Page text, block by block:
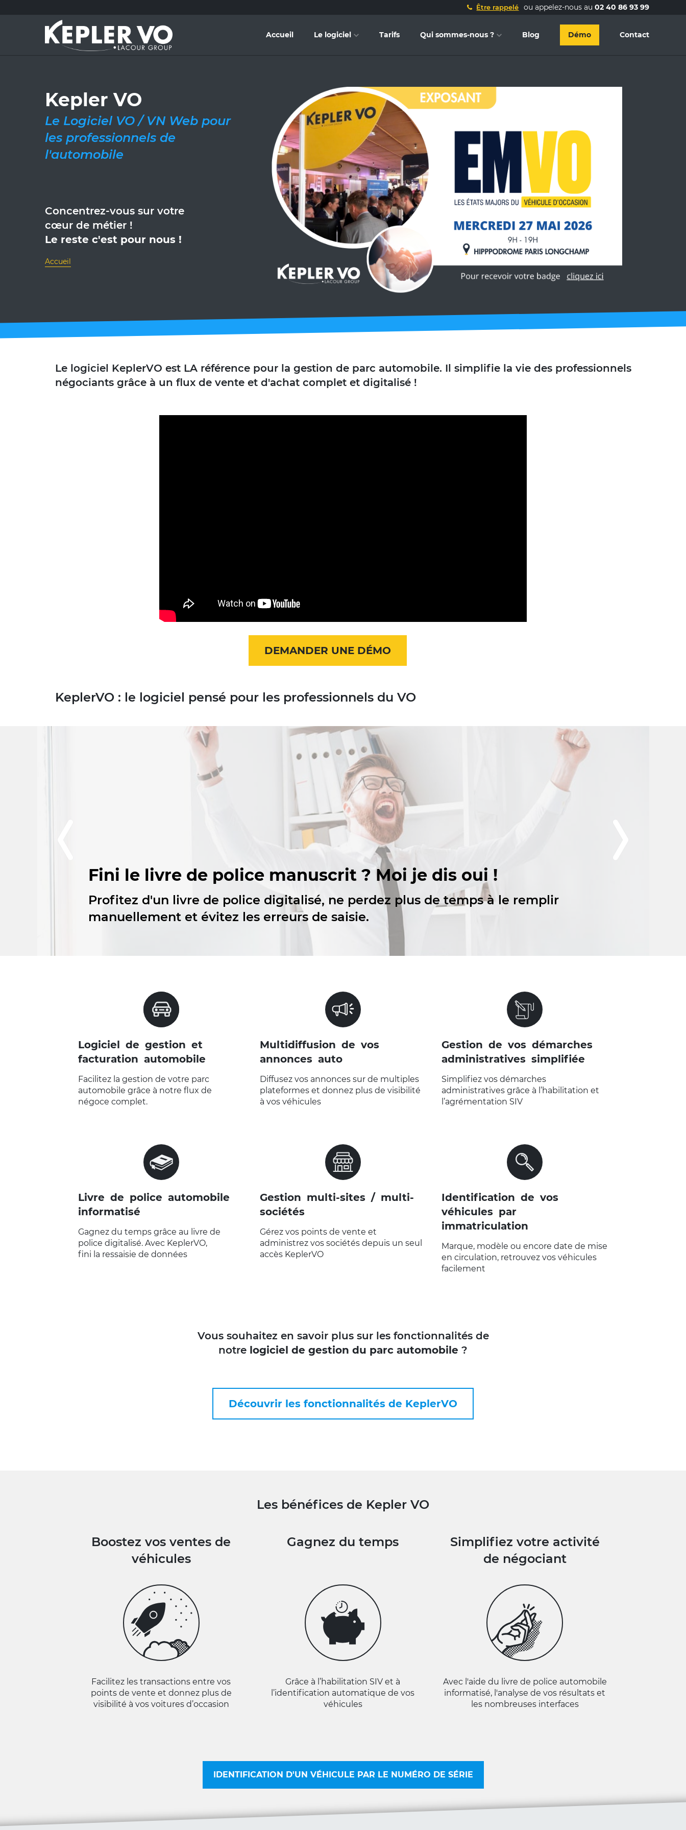
Accueil Le logiciel Tarifs Qui sommes-nous ? Blog Démo Contact
Être rappelé ou appelez-nous au 02 40 86 93 99
Kepler VO
Le Logiciel VO / VN Web pour
les professionnels de
l'automobile
Concentrez-vous sur votre
cœur de métier !
Le reste c'est pour nous !
Accueil
Le logiciel KeplerVO est LA référence pour la gestion de parc automobile. Il simplifie la vie des professionnels
négociants grâce à un flux de vente et d'achat complet et digitalisé !
DEMANDER UNE DÉMO
KeplerVO : le logiciel pensé pour les professionnels du VO
Fini le livre de police manuscrit ? Moi je dis oui !
Profitez d'un livre de police digitalisé, ne perdez plus de temps à le remplir
manuellement et évitez les erreurs de saisie.
Logiciel de gestion et
facturation automobile
Facilitez la gestion de votre parc
automobile grâce à notre flux de
négoce complet.
VOIR LA PAGE "LOGICIEL DE
NÉGOCE POUR LES
PROFESSIONNELS DE
L'AUTOMOBILE"
Multidiffusion de vos
annonces auto
Diffusez vos annonces sur de multiples
plateformes et donnez plus de visibilité
à vos véhicules
VOIR LA PAGE "MULTIDIFFUSION
DE VOS ANNONCES AUTO"
Gestion de vos démarches
administratives simplifiée
Simplifiez vos démarches
administratives grâce à l’habilitation et
l’agrémentation SIV
VOIR LA PAGE "GESTION DE VOS
DÉMARCHES ADMINISTRATIVES
SIMPLIFIÉE"
Livre de police automobile
informatisé
Gagnez du temps grâce au livre de
police digitalisé. Avec KeplerVO,
fini la ressaisie de données
VOIR LA PAGE "LIVRE DE POLICE
AUTOMOBILE INFORMATISÉ"
Gestion multi-sites / multi-
sociétés
Gérez vos points de vente et
administrez vos sociétés depuis un seul
accès KeplerVO
VOIR LA PAGE "GESTION MULTI-
SITES / SOCIÉTÉS"
Identification de vos
véhicules par
immatriculation
Marque, modèle ou encore date de mise
en circulation, retrouvez vos véhicules
facilement
VOIR LA PAGE "IDENTIFICATION
DE VOS VÉHICULES PAR
IMMATRICULATION "
Vous souhaitez en savoir plus sur les fonctionnalités de
notre logiciel de gestion du parc automobile ?
Découvrir les fonctionnalités de KeplerVO
Les bénéfices de Kepler VO
Boostez vos ventes de
véhicules
Facilitez les transactions entre vos
points de vente et donnez plus de
visibilité à vos voitures d’occasion
Gagnez du temps
Grâce à l’habilitation SIV et à
l’identification automatique de vos
véhicules
Simplifiez votre activité
de négociant
Avec l'aide du livre de police automobile
informatisé, l'analyse de vos résultats et
les nombreuses interfaces
IDENTIFICATION D'UN VÉHICULE PAR LE NUMÉRO DE SÉRIE